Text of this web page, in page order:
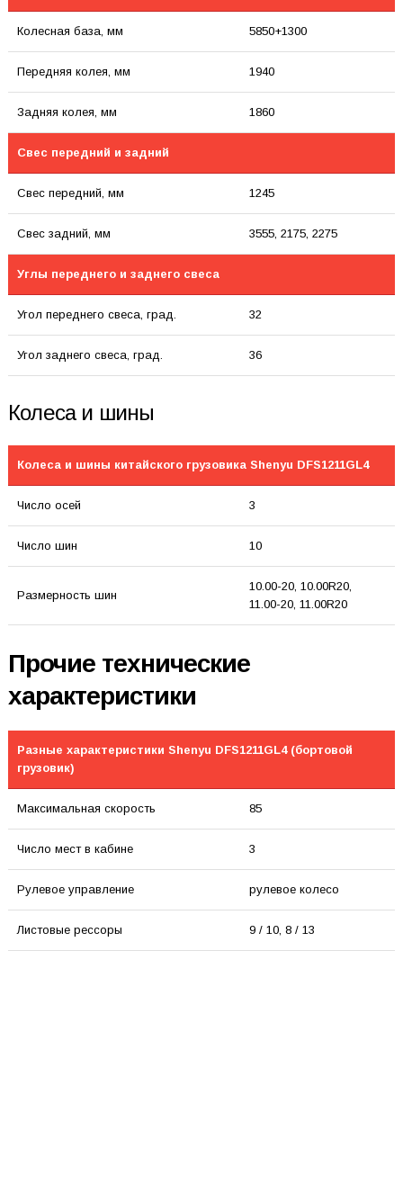
Колесная база, мм 5850+1300
Передняя колея, мм 1940
Задняя колея, мм 1860
Свес передний и задний
Свес передний, мм 1245
Свес задний, мм 3555, 2175, 2275
Углы переднего и заднего свеса
Угол переднего свеса, град. 32
Угол заднего свеса, град. 36
Колеса и шины
Колеса и шины китайского грузовика Shenyu DFS1211GL4
Число осей 3
Число шин 10
Размерность шин
10.00-20, 10.00R20,
11.00-20, 11.00R20
Прочие технические
характеристики
Разные характеристики Shenyu DFS1211GL4 (бортовой
грузовик)
Максимальная скорость 85
Число мест в кабине 3
Рулевое управление рулевое колесо
Листовые рессоры 9 / 10, 8 / 13